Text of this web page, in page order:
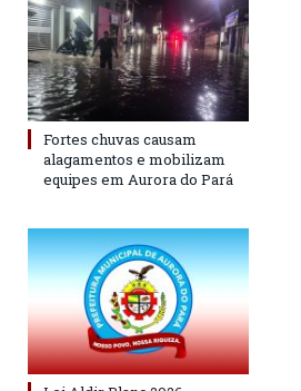
Fortes chuvas causam
alagamentos e mobilizam
equipes em Aurora do Pará